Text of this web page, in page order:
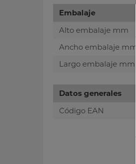
Embalaje
Alto embalaje mm
Ancho embalaje mm
Largo embalaje mm
Datos generales
Código EAN